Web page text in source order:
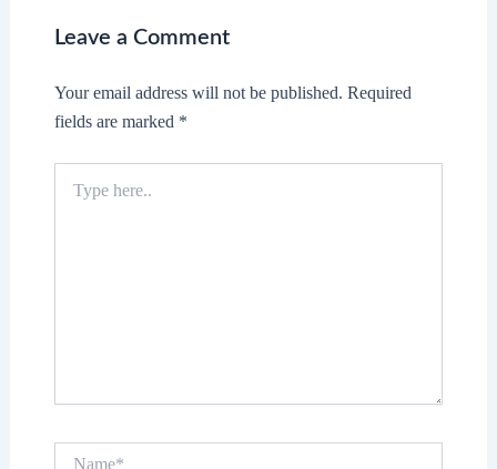
Leave a Comment
Your email address will not be published. Required
fields are marked *
here..